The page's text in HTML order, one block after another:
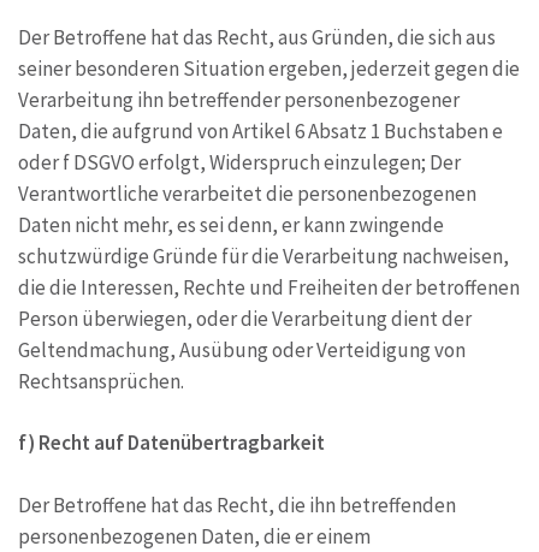
Der Betroffene hat das Recht, aus Gründen, die sich aus
seiner besonderen Situation ergeben, jederzeit gegen die
Verarbeitung ihn betreffender personenbezogener
Daten, die aufgrund von Artikel 6 Absatz 1 Buchstaben e
oder f DSGVO erfolgt, Widerspruch einzulegen; Der
Verantwortliche verarbeitet die personenbezogenen
Daten nicht mehr, es sei denn, er kann zwingende
schutzwürdige Gründe für die Verarbeitung nachweisen,
die die Interessen, Rechte und Freiheiten der betroffenen
Person überwiegen, oder die Verarbeitung dient der
Geltendmachung, Ausübung oder Verteidigung von
Rechtsansprüchen.
f) Recht auf Datenübertragbarkeit
Der Betroffene hat das Recht, die ihn betreffenden
personenbezogenen Daten, die er einem